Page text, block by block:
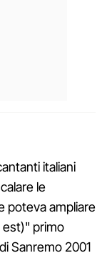
italiani
le
poteva ampliare
est)" primo
Sanremo 2001